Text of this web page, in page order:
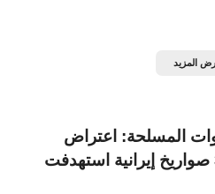
المزيد
المسلحة: اعتراض
وإسقاط 3 صواريخ إيرانية استهدفت